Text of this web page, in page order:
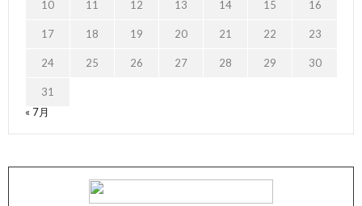
10 11 12 13 14 15 16
17 18 19 20 21 22 23
24 25 26 27 28 29 30
31
« 7月